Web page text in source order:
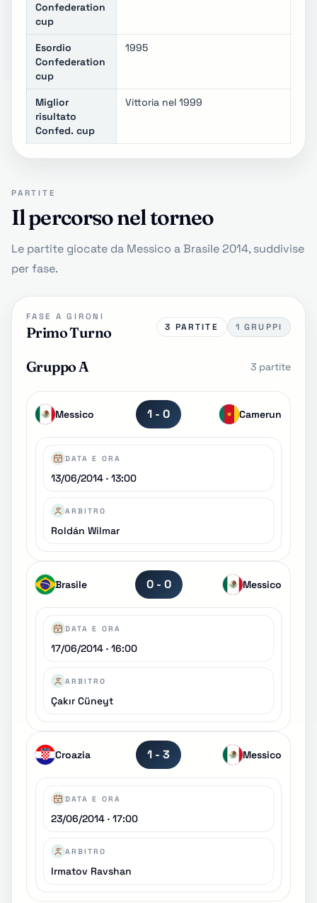
Confederation
cup
Esordio
Confederation
cup
1995
Miglior
risultato
Confed. cup
Vittoria nel 1999
PARTITE
Il percorso nel torneo
Le partite giocate da Messico a Brasile 2014, suddivise
per fase.
FASE A GIRONI
Primo Turno 3 PARTITE 1 GRUPPI
Gruppo A 3 partite
Messico 1 - 0 Camerun
DATA E ORA
13/06/2014 · 13:00
ARBITRO
Roldán Wilmar
Brasile 0 - 0 Messico
DATA E ORA
17/06/2014 · 16:00
ARBITRO
Çakır Cüneyt
Croazia 1 - 3 Messico
DATA E ORA
23/06/2014 · 17:00
ARBITRO
Irmatov Ravshan